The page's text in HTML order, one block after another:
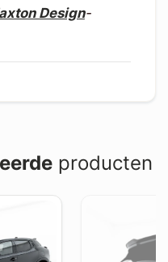
Design-
producten